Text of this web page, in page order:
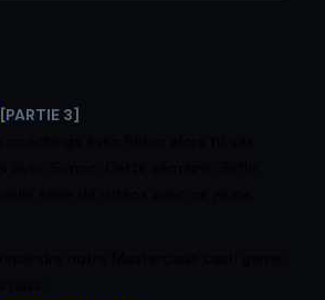
[PARTIE 3]